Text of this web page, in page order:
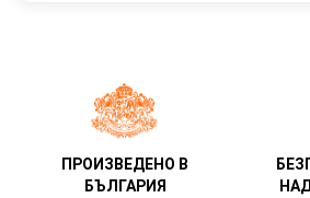
ПРОИЗВЕДЕНО В
БЪЛГАРИЯ